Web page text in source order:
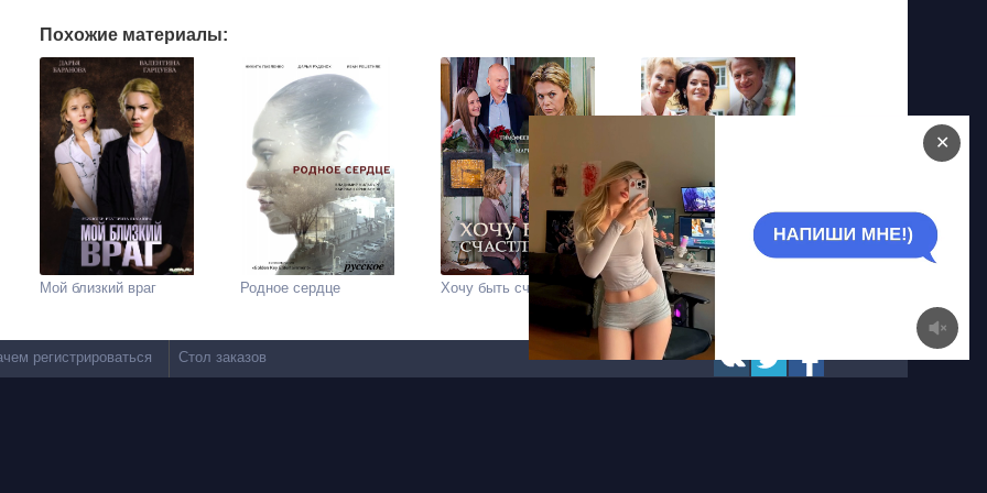
Похожие материалы:
Бумеранг
Хочу быть счастливой
Родное сердце
Мой близкий враг
регистрироваться Стол заказов
✕